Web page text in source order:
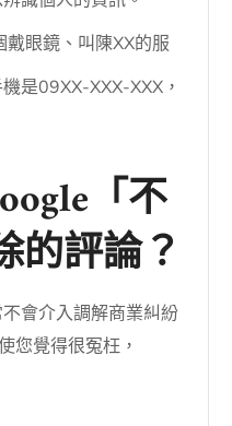
眼鏡、叫陳XX的服
是09XX-XXX-XXX，
「不
的評論？
會介入調解商業糾紛
您覺得很冤枉，